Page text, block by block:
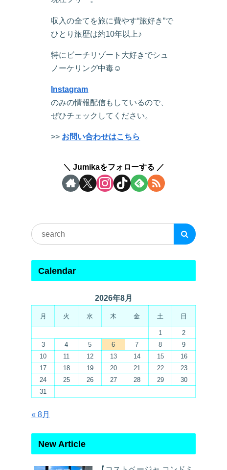
収入の全てを旅に費やす“旅好き”で
ひとり旅歴は約10年以上♪
特にビーチリゾート大好きでシュ
ノーケリング中毒☺︎
Instagram
のみの情報配信もしているので、
ぜひチェックしてください。
>> お問い合わせはこちら
Jumikaをフォローする
Calendar
2026年8月
月 火 水 木 金 土 日
1
2
3
4 5 6 7 8
9
10
11 12 13 14 15
16
17
18 19 20 21 22
23
24
25 26 27 28 29
30
31
« 8月
New Article